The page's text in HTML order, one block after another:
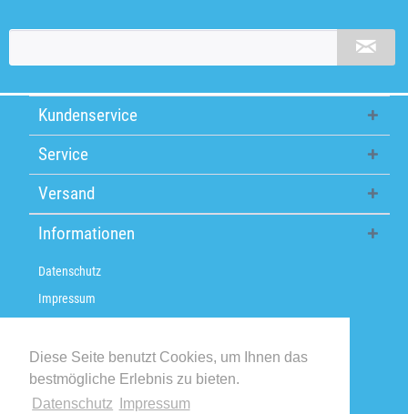
Diese Seite benutzt Cookies, um Ihnen das
bestmögliche Erlebnis zu bieten.
Datenschutz
Impressum
Kundenservice
Service
Informationen
Datenschutz
Impressum
Versandkosten / Lieferzeiten
Widerrufsbelehrung
Retoure
Versand